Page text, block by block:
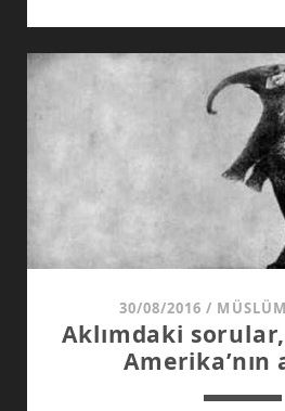
30/08/2016 /
Aklımdaki
Amerika’nın